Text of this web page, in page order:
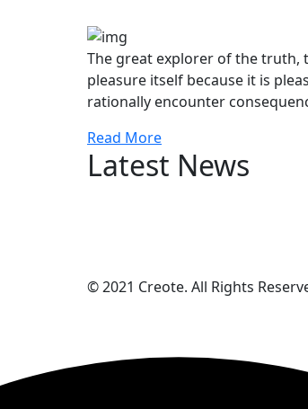
The great explorer of the truth,
pleasure itself because it is
rationally encounter
Read More
Latest News
© 2021 Creote. All Rights